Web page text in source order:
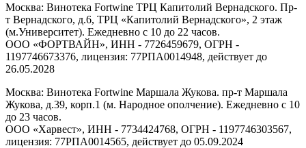
Москва: Винотека Fortwine ТРЦ Капитолий Вернадского. Пр-
т Вернадского, д.6, ТРЦ «Капитолий Вернадского», 2 этаж
(м.Университет). Ежедневно с 10 до 22 часов.
ООО «ФОРТВАЙН», ИНН - 7726459679, ОГРН -
1197746673376, лицензия: 77РПА0014948, действует до
26.05.2028
Москва: Винотека Fortwine Маршала Жукова. пр-т Маршала
Жукова, д.39, корп.1 (м. Народное ополчение). Ежедневно с 10
до 23 часов.
ООО «Харвест», ИНН - 7734424768, ОГРН - 1197746303567,
лицензия: 77РПА0014565, действует до 05.09.2024